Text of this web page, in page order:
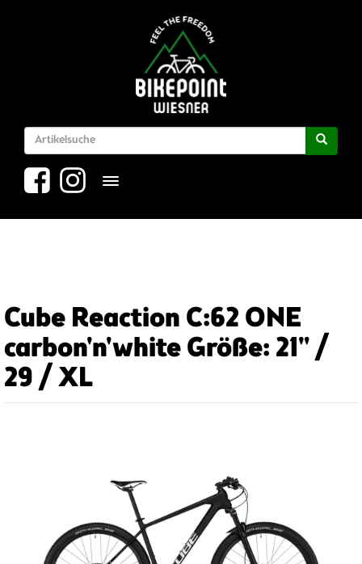
Toggle navigation
Cube Reaction C:62 ONE
carbon'n'white Größe: 21" /
29 / XL